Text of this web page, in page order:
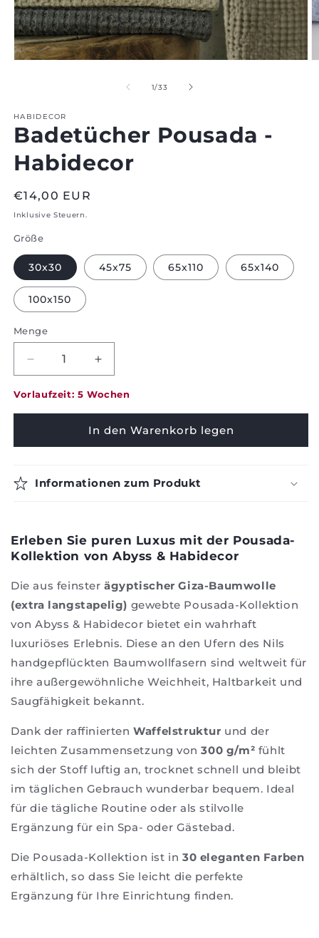
1/von
33
HABIDECOR
Badetücher Pousada -
Habidecor
Regulärer
Preis
€14,00 EUR
Inklusive Steuern.
Größe
30x30 45x75 65x110 65x140
100x150
Menge
Verringerung
der
Menge
für
Badetücher
Erhöhung
der
Menge
für
Badetücher
Vorlaufzeit: 5 Wochen
In den Warenkorb legen
Informationen zum Produkt
Erleben Sie puren Luxus mit der Pousada-
Kollektion von Abyss & Habidecor
Die aus feinsterägyptischer Giza-Baumwolle
(extra langstapelig) gewebte Pousada-Kollektion
von Abyss & Habidecor bietet ein wahrhaft
luxuriöses Erlebnis. Diese an den Ufern des Nils
handgepflückten Baumwollfasern sind weltweit für
ihre außergewöhnliche Weichheit, Haltbarkeit und
Saugfähigkeit bekannt.
Dank der raffiniertenWaffelstruktur und der
leichten Zusammensetzung von300 g/m² fühlt
sich der Stoff luftig an, trocknet schnell und bleibt
im täglichen Gebrauch wunderbar bequem. Ideal
für die tägliche Routine oder als stilvolle
Ergänzung für ein Spa- oder Gästebad.
Die Pousada-Kollektion ist in 30 eleganten Farben
erhältlich, so dass Sie leicht die perfekte
Ergänzung für Ihre Einrichtung finden.